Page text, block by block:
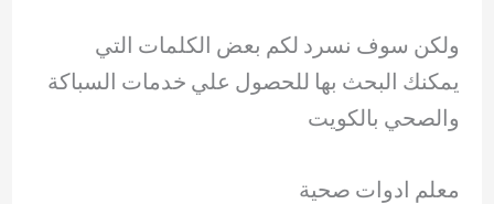
ولكن سوف نسرد لكم بعض الكلمات التي
يمكنك البحث بها للحصول علي خدمات السباكة
والصحي بالكويت
معلم ادوات صحية